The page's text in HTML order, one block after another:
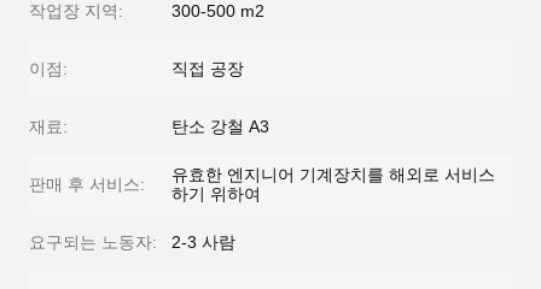
작업장 지역: 300-500 m2
이점: 직접 공장
재료: 탄소 강철 A3
판매 후 서비스:
유효한 엔지니어 기계장치를 해외로 서비스
하기 위하여
요구되는 노동자: 2-3 사람